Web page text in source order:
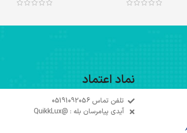
نماد اعتماد
تلفن تماس 05191092056
آیدی پیامرسان بله : @QuikkLux